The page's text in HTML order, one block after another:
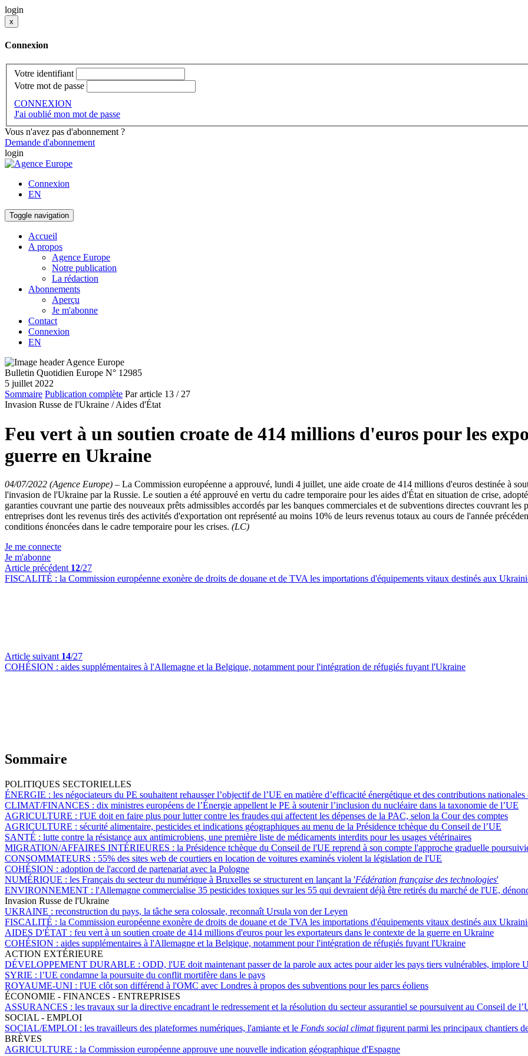
login
x
Connexion
Votre identifiant
Votre mot de passe
CONNEXION
J'ai oublié mon mot de passe
Vous n'avez pas d'abonnement ?
Demande d'abonnement
login
Connexion
EN
Toggle navigation
Accueil
A propos
Agence Europe
Notre publication
La rédaction
Abonnements
Aperçu
Je m'abonne
Contact
Connexion
EN
Bulletin Quotidien Europe N° 12985
5 juillet 2022
Sommaire Publication complète Par article 13 / 27
Invasion Russe de l'Ukraine / Aides d'État
Feu vert à un soutien croate de 414 millions d'euros pour les
guerre en Ukraine
04/07/2022 (Agence Europe) – La Commission européenne a approuvé, lundi 4 juillet, une aide croate de 414 millions d'euros destinée à
l'invasion de l'Ukraine par la Russie. Le soutien a été approuvé en vertu du cadre temporaire pour les aides d'État en situation de crise,
garanties couvrant une partie des nouveaux prêts admissibles accordés par les banques commerciales et de subventions directes couvrant
entreprises dont les revenus tirés des activités d'exportation ont représenté au moins 10% de leurs revenus totaux au cours de l'année
conditions énoncées dans le cadre temporaire pour les crises. (LC)
Je me connecte
Je m'abonne
Article précédent 12/27
FISCALITÉ : la Commission européenne exonère de droits de douane et de TVA les importations d'équipements vitaux destinés aux
Article suivant 14/27
COHÉSION : aides supplémentaires à l'Allemagne et la Belgique, notamment pour l'intégration de réfugiés fuyant l'Ukraine
Sommaire
POLITIQUES SECTORIELLES
ÉNERGIE : les négociateurs du PE souhaitent rehausser l’objectif de l’UE en matière d’efficacité énergétique et des contributions nationales
CLIMAT/FINANCES : dix ministres européens de l’Énergie appellent le PE à soutenir l’inclusion du nucléaire dans la taxonomie de l’UE
AGRICULTURE : l'UE doit en faire plus pour lutter contre les fraudes qui affectent les dépenses de la PAC, selon la Cour des comptes
AGRICULTURE : sécurité alimentaire, pesticides et indications géographiques au menu de la Présidence tchèque du Conseil de l’UE
SANTÉ : lutte contre la résistance aux antimicrobiens, une première liste de médicaments interdits pour les usages vétérinaires
MIGRATION/AFFAIRES INTÉRIEURES : la Présidence tchèque du Conseil de l'UE reprend à son compte l'approche graduelle
CONSOMMATEURS : 55% des sites web de courtiers en location de voitures examinés violent la législation de l'UE
COHÉSION : adoption de l'accord de partenariat avec la Pologne
NUMÉRIQUE : les Français du secteur du numérique à Bruxelles se structurent en lançant la 'Fédération française des technologies'
ENVIRONNEMENT : l'Allemagne commercialise 35 pesticides toxiques sur les 55 qui devraient déjà être retirés du marché de l'UE,
Invasion Russe de l'Ukraine
UKRAINE : reconstruction du pays, la tâche sera colossale, reconnaît Ursula von der Leyen
FISCALITÉ : la Commission européenne exonère de droits de douane et de TVA les importations d'équipements vitaux destinés aux
AIDES D'ÉTAT : feu vert à un soutien croate de 414 millions d'euros pour les exportateurs dans le contexte de la guerre en Ukraine
COHÉSION : aides supplémentaires à l'Allemagne et la Belgique, notamment pour l'intégration de réfugiés fuyant l'Ukraine
ACTION EXTÉRIEURE
DÉVELOPPEMENT DURABLE : ODD, l'UE doit maintenant passer de la parole aux actes pour aider les pays tiers vulnérables, implore
SYRIE : l’UE condamne la poursuite du conflit mortifère dans le pays
ROYAUME-UNI : l'UE clôt son différend à l'OMC avec Londres à propos des subventions pour les parcs éoliens
ÉCONOMIE - FINANCES - ENTREPRISES
ASSURANCES : les travaux sur la directive encadrant le redressement et la résolution du secteur assurantiel se poursuivent au Conseil de
SOCIAL - EMPLOI
SOCIAL/EMPLOI : les travailleurs des plateformes numériques, l'amiante et le Fonds social climatfigurent parmi les principaux chantiers
BRÈVES
AGRICULTURE : la Commission européenne approuve une nouvelle indication géographique d'Espagne